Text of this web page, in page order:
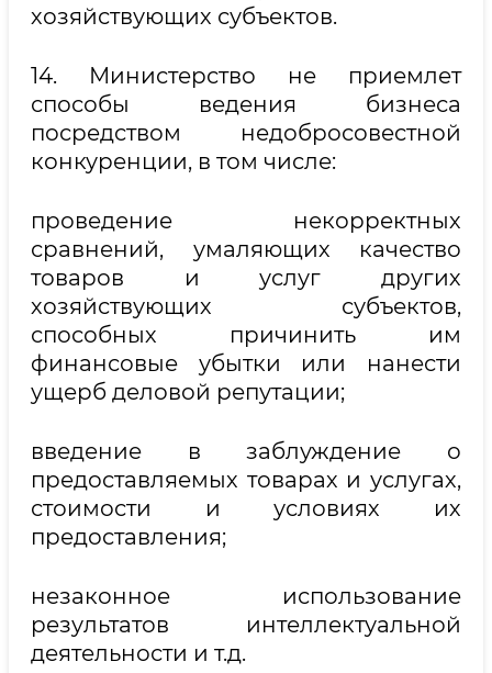
хозяйствующих субъектов.
14. Министерство не приемлет
способы ведения бизнеса
посредством недобросовестной
конкуренции, в том числе:
проведение некорректных
сравнений, умаляющих качество
товаров и услуг других
хозяйствующих субъектов,
способных причинить им
финансовые убытки или нанести
ущерб деловой репутации;
введение в заблуждение о
предоставляемых товарах и услугах,
стоимости и условиях их
предоставления;
незаконное использование
результатов интеллектуальной
деятельности и т.д.